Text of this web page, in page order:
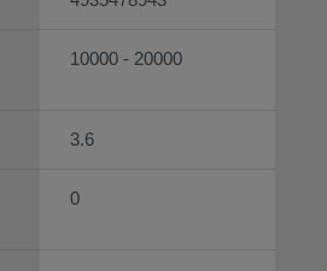
10000 - 20000
3.6
0